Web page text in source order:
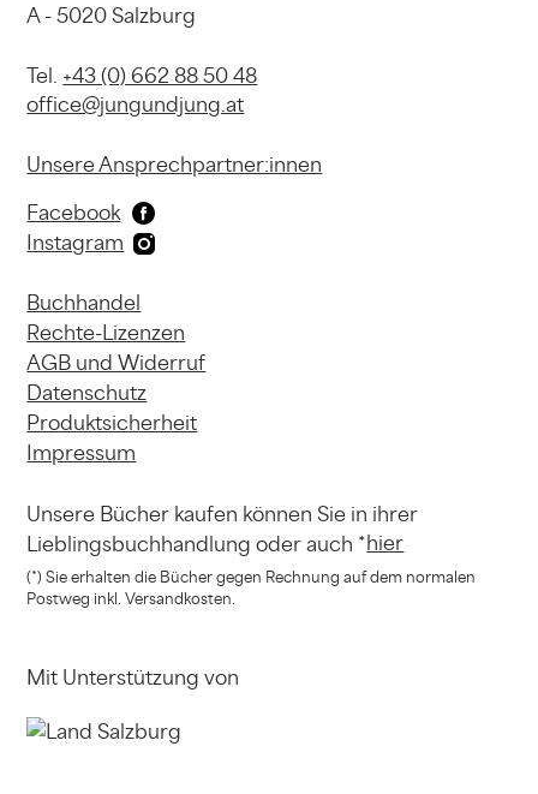
A - 5020 Salzburg
Tel. +43 (0) 662 88 50 48
office@jungundjung.at
Unsere Ansprechpartner:innen
Facebook
Instagram
Buchhandel
Rechte-Lizenzen
AGB und Widerruf
Datenschutz
Produktsicherheit
Impressum
Unsere Bücher kaufen könnenSie in ihrer
Lieblingsbuchhandlung oder auch *hier
(*) Sie erhalten die Bücher gegen Rechnung auf dem normalen
Postweg inkl. Versandkosten.
Mit Unterstützung von